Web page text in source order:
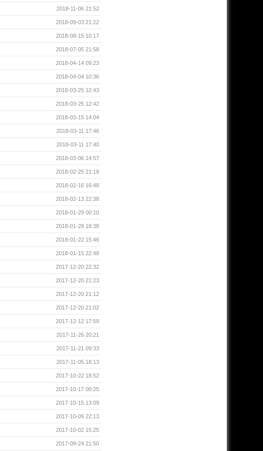
2018-11-06 21:52
2018-09-03 21:22
2018-08-15 10:17
2018-07-05 21:58
2018-04-14 09:23
2018-04-04 10:36
2018-03-25 12:43
2018-03-25 12:42
2018-03-15 14:04
2018-03-11 17:46
2018-03-11 17:40
2018-03-06 14:57
2018-02-25 21:18
2018-02-16 16:48
2018-02-13 22:38
2018-01-29 00:10
2018-01-28 18:38
2018-01-22 15:46
2018-01-15 22:48
2017-12-20 22:32
2017-12-20 21:23
2017-12-20 21:12
2017-12-20 21:02
2017-12-12 17:59
2017-11-26 20:21
2017-11-21 09:33
2017-11-05 18:13
2017-10-22 18:52
2017-10-17 00:25
2017-10-15 13:09
2017-10-09 22:13
2017-10-02 15:25
2017-09-24 21:50